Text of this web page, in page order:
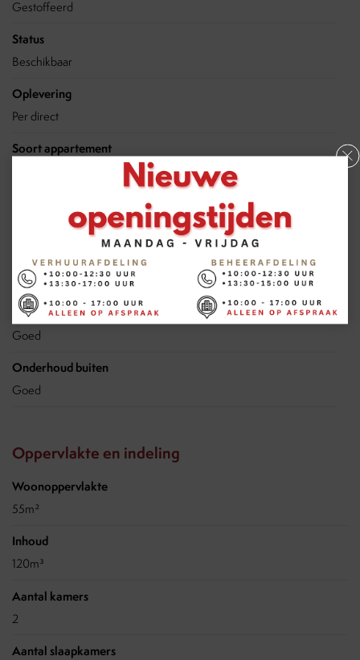
Gestoffeerd
Status
Beschikbaar
Oplevering
Per direct
Soort appartement
Bovenwoning, Appartement
Bestaande bouw
Bouwjaar
1649
Onderhoud binnen
Goed
Onderhoud buiten
Goed
Oppervlakte en indeling
Woonoppervlakte
55m²
Inhoud
120m³
Aantal kamers
2
Aantal slaapkamers